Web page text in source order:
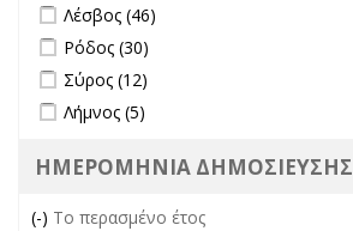
Apply Λέσβος filter
Λέσβος (46)
Apply Ρόδος filter
Ρόδος (30)
Apply Σύρος filter
Σύρος (12)
Apply Λήμνος filter
Λήμνος (5)
ΗΜΕΡΟΜΗΝΙΑ ΔΗΜΟΣΙΕΥΣΗΣ
(-) Remove Το περασμένο έτος filter
Το περασμένο έτος